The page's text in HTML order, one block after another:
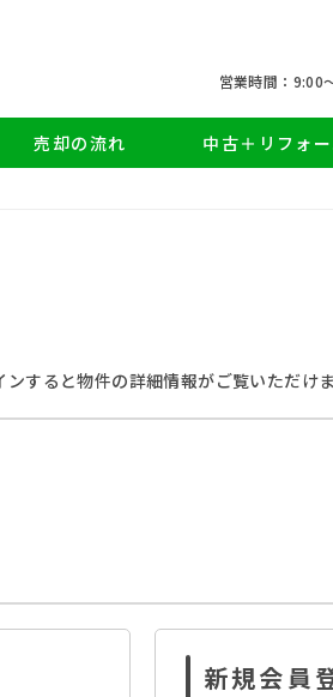
営業時間：9:00
売却の流れ 中古＋リフォ
すると物件の詳細情報がご覧いただけま
新規会員